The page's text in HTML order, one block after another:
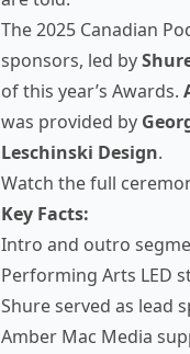
The 2025 Canadian
sponsors, led by
of this year’s Awards.
was provided by
Leschinski Design.
Watch the full
Key Facts:
Intro and outro
Performing Arts LED
Shure served as lead
Amber Mac Media